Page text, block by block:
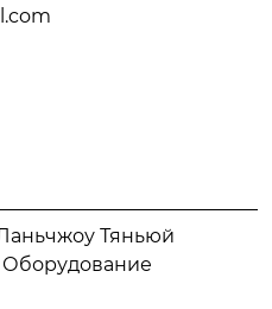
Тяньюй
Оборудование